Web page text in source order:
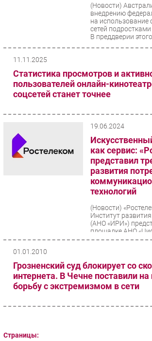
Регулирование
Финансы
Инновации
CIO/Управление ИТ
Интервью
Мероприятия
Проекты
IT класс
Тестовый стенд
(Новости)
внедрению
на использование
сетей
В преддверии
11.11.2025
Статистика просмотров и
пользователей онлайн-
соцсетей станет точнее
19.06.2024
как сервис:
представил
развития
технологий
(Новости)
Институт
(АНО «ИРИ»)
площадке АНО
экономика»
01.01.2010
Грозненский суд блокирует со
интернета. В Чечне поставили на
борьбу с экстремизмом в сети
Страницы: